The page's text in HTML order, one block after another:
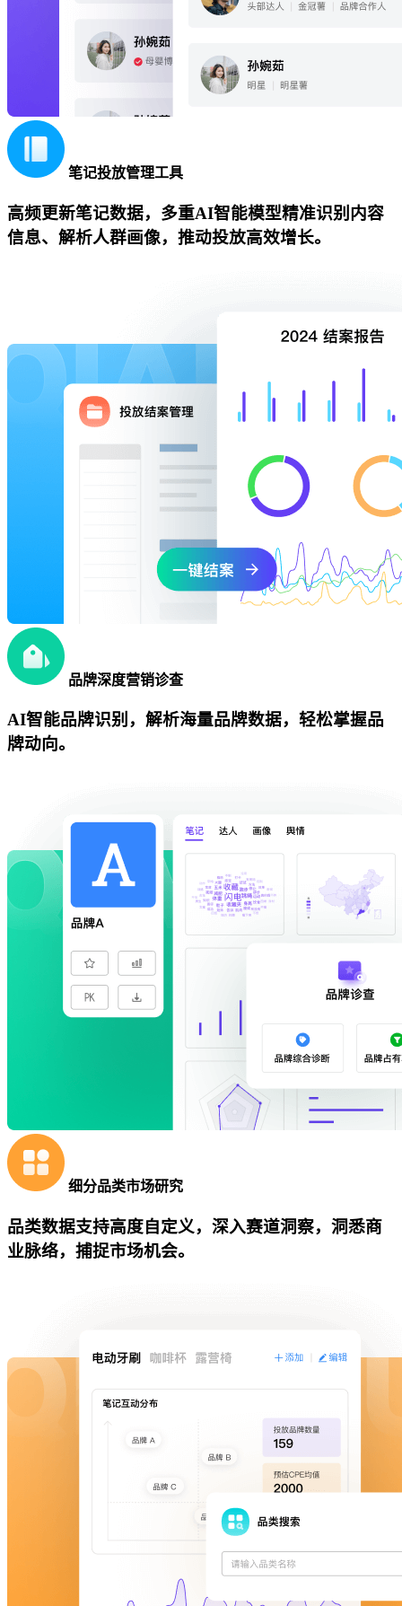
笔记投放管理工具
高频更新笔记数据，多重AI智能模型精准识别内容
信息、解析人群画像，推动投放高效增长。
品牌深度营销诊查
AI智能品牌识别，解析海量品牌数据，轻松掌握品
牌动向。
细分品类市场研究
品类数据支持高度自定义，深入赛道洞察，洞悉商
业脉络，捕捉市场机会。